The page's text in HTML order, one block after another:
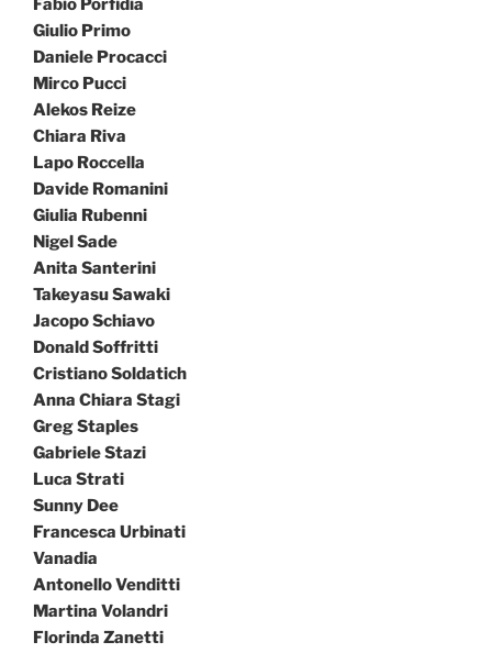
Fabio Porfidia
Giulio Primo
Daniele Procacci
Mirco Pucci
Alekos Reize
Chiara Riva
Lapo Roccella
Davide Romanini
Giulia Rubenni
Nigel Sade
Anita Santerini
Takeyasu Sawaki
Jacopo Schiavo
Donald Soffritti
Cristiano Soldatich
Anna Chiara Stagi
Greg Staples
Gabriele Stazi
Luca Strati
Sunny Dee
Francesca Urbinati
Vanadia
Antonello Venditti
Martina Volandri
Florinda Zanetti